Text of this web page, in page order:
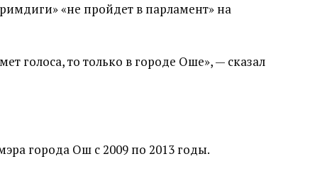
«не пройдет в парламент» на
голоса, то только в городе Оше», — сказал
города Ош с 2009 по 2013 годы.